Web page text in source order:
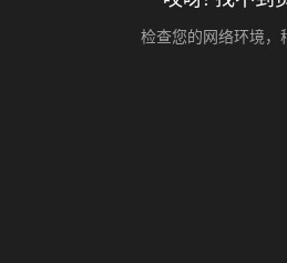
检查您的网络环境，